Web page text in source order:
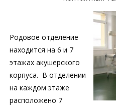
Родовое отделение
находится на 6 и 7
этажах акушерского
корпуса. В отделении
на каждом этаже
расположено 7